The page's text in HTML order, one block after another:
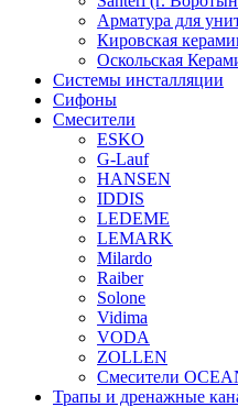
Арматура для
Кировская
Оскольская
Системы инсталляции
Сифоны
Смесители
ESKO
G-Lauf
HANSEN
IDDIS
LEDEME
LEMARK
Milardo
Raiber
Solone
Vidima
VODA
ZOLLEN
Смесители
Трапы и дренажные